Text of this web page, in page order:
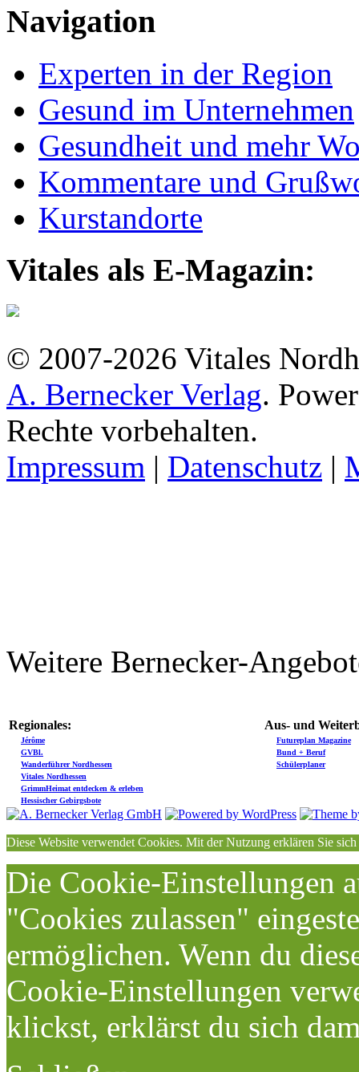
Navigation
Experten in der Region
Gesund im Unternehmen
Gesundheit und mehr
Kommentare und
Kurstandorte
Vitales als E-Magazin:
© 2007-2026 Vitales
A. Bernecker Verlag.
Rechte vorbehalten.
Impressum | Datenschutz |
Weitere Bernecker-
Regionales: Aus- und
Jérôme
Futureplan Magazine
GVBl.
Bund + Beruf
Wanderführer Nordhessen
Schülerplaner
Vitales Nordhessen
GrimmHeimat entdecken & erleben
Hessischer Gebirgsbote
Diese Website verwendet Cookies. Mit der Nutzung erklären Sie
Die Cookie-Einstellungen
"Cookies zulassen"
ermöglichen. Wenn du
Cookie-Einstellungen
klickst, erklärst du sich